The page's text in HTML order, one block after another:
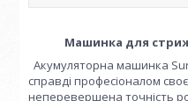
Машинка для
Акумуляторна машинка
справді професіоналом
неперевершена точність